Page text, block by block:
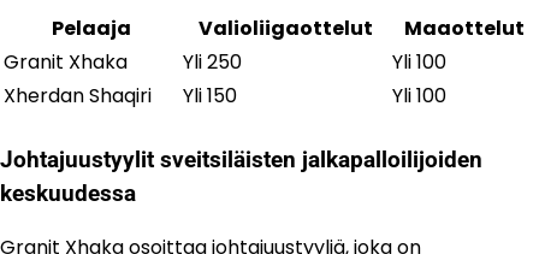
Pelaaja
Valioliigaottelut
Maaottelut
Granit Xhaka
Yli 250
Yli 100
Xherdan Shaqiri
Yli 150 Yli 100
Johtajuustyylit sveitsiläisten jalkapalloilijoiden
keskuudessa
Granit Xhaka osoittaa johtajuustyyliä, joka on